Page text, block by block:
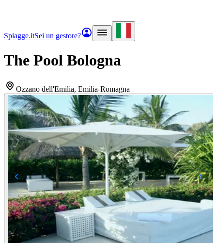
Spiagge.itSei un gestore?
The Pool Bologna
Ozzano dell'Emilia, Emilia-Romagna